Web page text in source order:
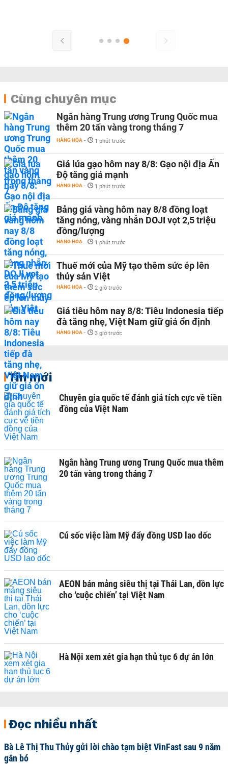
Cùng chuyên mục
Ngân hàng Trung ương Trung Quốc mua
thêm 20 tấn vàng trong tháng 7
HÀNG HÓA - 1 phút trước
Giá lúa gạo hôm nay 8/8: Gạo nội địa Ấn
Độ tăng giá mạnh
HÀNG HÓA - 1 phút trước
Bảng giá vàng hôm nay 8/8 đồng loạt
tăng nóng, vàng nhẫn DOJI vọt 2,5 triệu
đồng/lượng
HÀNG HÓA - 1 phút trước
Thuế mới của Mỹ tạo thêm sức ép lên
thủy sản Việt
HÀNG HÓA - 2 giờ trước
Giá tiêu hôm nay 8/8: Tiêu Indonesia tiếp
đà tăng nhẹ, Việt Nam giữ giá ổn định
HÀNG HÓA - 3 giờ trước
Tin mới
Chuyên gia quốc tế đánh giá tích cực về tiền
đồng của Việt Nam
Ngân hàng Trung ương Trung Quốc mua thêm
20 tấn vàng trong tháng 7
Cú sốc việc làm Mỹ đẩy đồng USD lao dốc
AEON bán mảng siêu thị tại Thái Lan, dồn lực
cho ‘cuộc chiến’ tại Việt Nam
Hà Nội xem xét gia hạn thủ tục 6 dự án lớn
Đọc nhiều nhất
Bà Lê Thị Thu Thủy gửi lời chào tạm biệt VinFast sau 9 năm
gắn bó